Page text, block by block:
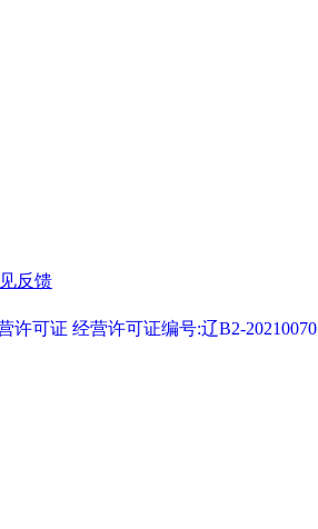
反馈
许可证 经营许可证编号:辽B2-20210070